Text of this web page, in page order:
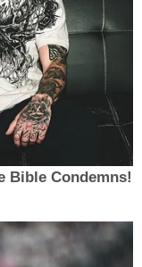
Bible Condemns!